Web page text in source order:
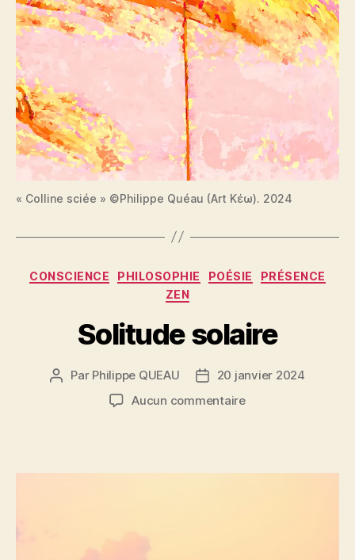
« Colline sciée » ©Philippe Quéau (Art Κέω). 2024
Catégories
CONSCIENCE PHILOSOPHIE POÉSIE
PRÉSENCE
ZEN
Solitude solaire
Auteur
Par Philippe QUEAU
Date20 janvier 2024
Aucun commentairesur